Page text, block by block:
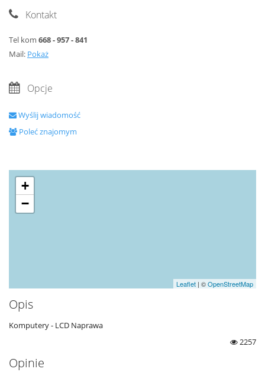
Kontakt
Tel kom 668 - 957 - 841
Mail: Pokaż
Opcje
Wyślij wiadomość
Poleć znajomym
+
−
Leaflet | ©OpenStreetMap
Opis
Komputery - LCD Naprawa
2257
Opinie